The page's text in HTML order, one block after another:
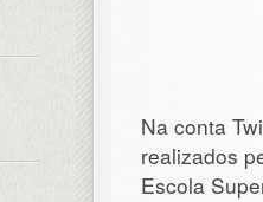
Na conta
realizados
Escola